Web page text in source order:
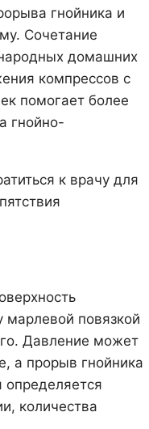
гнойника и
Сочетание
домашних
компрессов с
помогает более
гнойно-
к врачу для
марлевой повязкой
Давление может
а прорыв гнойника
определяется
количества